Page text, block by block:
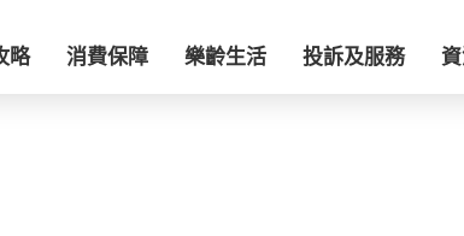
略 消費保障 樂齡生活 投訴及服務